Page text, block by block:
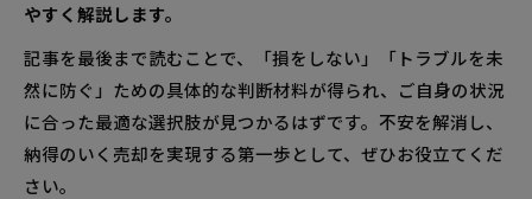
やすく解説します。
記事を最後まで読むことで、「損をしない」「トラブルを未
然に防ぐ」ための具体的な判断材料が得られ、ご自身の状況
に合った最適な選択肢が見つかるはずです。不安を解消し、
納得のいく売却を実現する第一歩として、ぜひお役立てくだ
さい。